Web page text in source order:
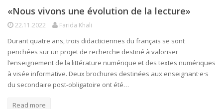
«Nous vivons une évolution de la lecture»
22.11.2022 Farida Khali
Durant quatre ans, trois didacticiennes du français se sont
penchées sur un projet de recherche destiné à valoriser
l’enseignement de la littérature numérique et des textes numériques
à visée informative. Deux brochures destinées aux enseignant·e·s
du secondaire post-obligatoire ont été…
Read more